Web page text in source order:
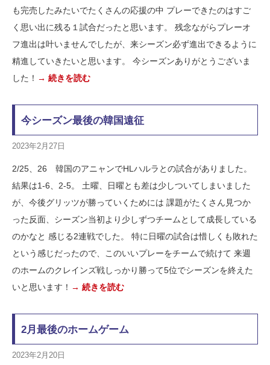
も完売したみたいでたくさんの応援の中 プレーできたのはすご
く思い出に残る１試合だったと思います。 残念ながらプレーオ
フ進出は叶いませんでしたが、来シーズン必ず進出できるように
精進していきたいと思います。 今シーズンありがとうございま
した！ → 続きを読む
今シーズン最後の韓国遠征
2023年2月27日
2/25、26 韓国のアニャンでHLハルラとの試合がありました。
結果は1-6、2-5。 土曜、日曜とも差は少しついてしまいました
が、今後グリッツが勝っていくためには 課題がたくさん見つか
った反面、シーズン当初より少しずつチームとして成長している
のかなと 感じる2連戦でした。 特に日曜の試合は惜しくも敗れた
という感じだったので、このいいプレーをチームで続けて 来週
のホームのクレインズ戦しっかり勝って5位でシーズンを終えた
いと思います！ → 続きを読む
2月最後のホームゲーム
2023年2月20日